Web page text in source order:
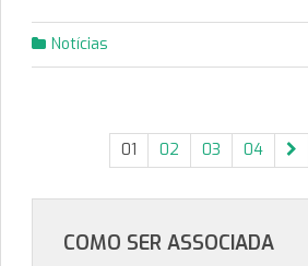
Notícias
01 02 03 04
COMO SER ASSOCIADA